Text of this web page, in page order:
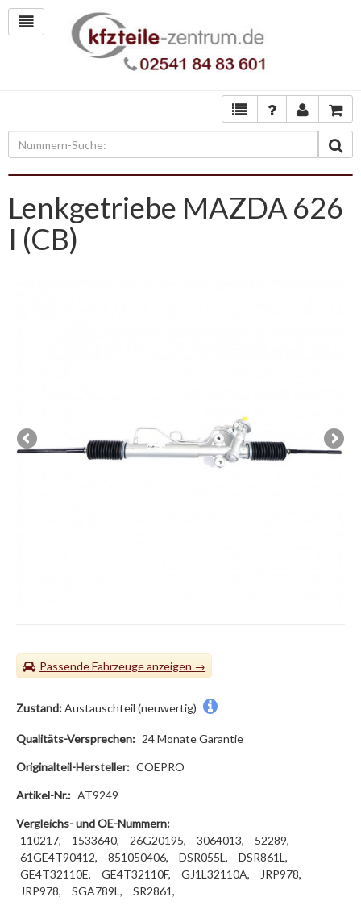
Lenkgetriebe MAZDA 626
I (CB)
Passende Fahrzeuge
Zustand:Austauschteil (neuwertig)
Qualitäts-Versprechen: 24 Monate Garantie
Originalteil-Hersteller: COEPRO
Artikel-Nr.: AT9249
Vergleichs- und OE-Nummern:
110217,
1533640, 26G20195, 3064013,
52289,
61GE4T90412,
851050406, DSR055L,
DSR861L,
GE4T32110E,
GE4T32110F, GJ1L32110A,
JRP978,
JRP978,
SGA789L, SR2861,